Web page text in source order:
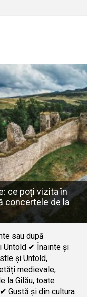
ce poți vizita în
concertele de la
sau după
Untold ✔ Înainte și
și Untold,
medievale,
la Gilău, toate
Gustă și din cultura